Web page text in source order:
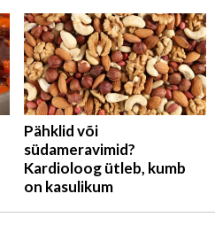
Pähklid või
südameravimid?
Kardioloog ütleb, kumb
on kasulikum